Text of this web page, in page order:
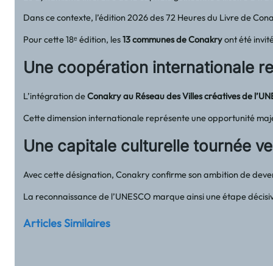
Dans ce contexte, l’édition 2026 des 72 Heures du Livre de
Pour cette 18ᵉ édition, les13 communes de Conakryont été
Une coopération internationale
L’intégration deConakry au Réseau des Villes créatives de
Cette dimension internationale représente une opportunité
Une capitale culturelle tournée
Avec cette désignation, Conakry confirme son ambition de
La reconnaissance de l’UNESCO marque ainsi une étape
Articles Similaires